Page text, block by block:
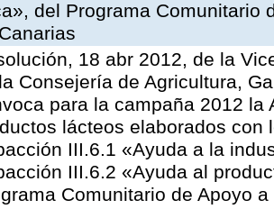
del Programa Comunitario
18 abr 2012, de la
Consejería de Agricultura,
para la campaña 2012
lácteos elaborados
III.6.1 «Ayuda a la
III.6.2 «Ayuda al
Comunitario de Apoyo